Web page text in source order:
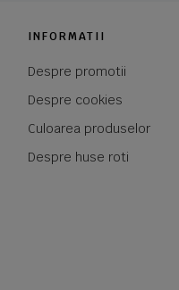
INFORMATII
Despre promotii
Despre cookies
Culoarea produselor
Despre huse roti